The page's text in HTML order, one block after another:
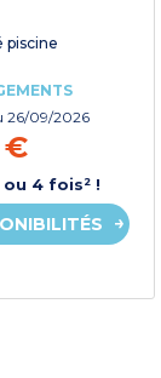
piscine
26/09/2026
€
ou 4 fois² !